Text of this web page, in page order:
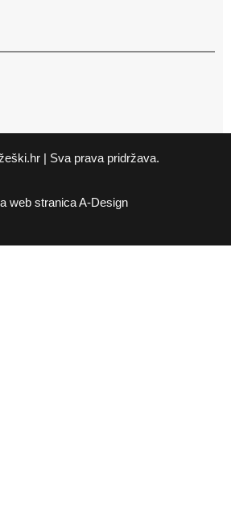
| Sva prava pridržava.
web stranicaA-Design